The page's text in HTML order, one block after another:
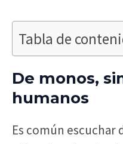
Tabla de
De monos,
humanos
Es común escuchar